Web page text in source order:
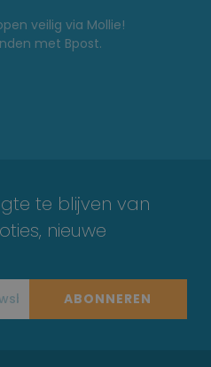
veilig via Mollie!
met Bpost.
te blijven van
nieuwe
ABONNEREN